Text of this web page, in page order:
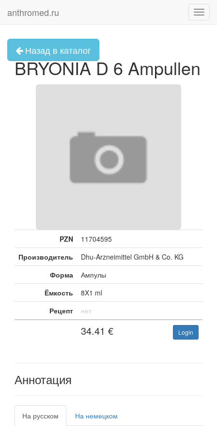
anthromed.ru
Назад в каталог
BRYONIA D 6 Ampullen
PZN
11704595
Производитель
Dhu-Arzneimittel GmbH & Co. KG
Форма
Ампулы
Ёмкость
8X1 ml
Рецепт
нет
34.41 € Login
Аннотация
На русском На немецком